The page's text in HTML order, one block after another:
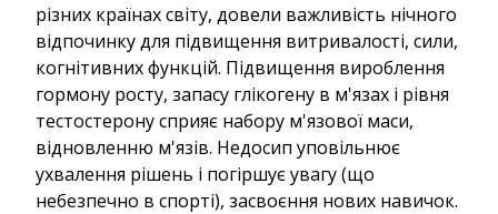
різних країнах світу, довели важливість нічного
відпочинку для підвищення витривалості, сили,
когнітивних функцій. Підвищення вироблення
гормону росту, запасу глікогену в м'язах і рівня
тестостерону сприяє набору м'язової маси,
відновленню м'язів. Недосип уповільнює
ухвалення рішень і погіршує увагу (що
небезпечно в спорті), засвоєння нових навичок.